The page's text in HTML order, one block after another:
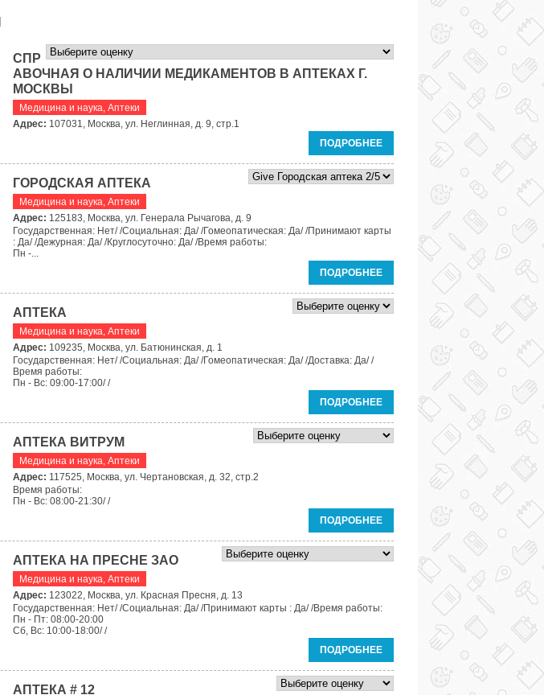
СПР
АВОЧНАЯ О НАЛИЧИИ МЕДИКАМЕНТОВ В АПТЕКАХ Г.
МОСКВЫ
Медицина и наука, Аптеки
Адрес: 107031, Москва, ул. Неглинная, д. 9, стр.1
ПОДРОБНЕЕ
ГОРОДСКАЯ АПТЕКА
Медицина и наука, Аптеки
Адрес: 125183, Москва, ул. Генерала Рычагова, д. 9
Государственная: Нет/ /Социальная: Да/ /Гомеопатическая: Да/ /Принимают карты
: Да/ /Дежурная: Да/ /Круглосуточно: Да/ /Время работы:
Пн -...
ПОДРОБНЕЕ
АПТЕКА
Медицина и наука, Аптеки
Адрес: 109235, Москва, ул. Батюнинская, д. 1
Государственная: Нет/ /Социальная: Да/ /Гомеопатическая: Да/ /Доставка: Да/ /
Время работы:
Пн - Вс: 09:00-17:00/ /
ПОДРОБНЕЕ
АПТЕКА ВИТРУМ
Медицина и наука, Аптеки
Адрес: 117525, Москва, ул. Чертановская, д. 32, стр.2
Время работы:
Пн - Вс: 08:00-21:30/ /
ПОДРОБНЕЕ
АПТЕКА НА ПРЕСНЕ ЗАО
Медицина и наука, Аптеки
Адрес: 123022, Москва, ул. Красная Пресня, д. 13
Государственная: Нет/ /Социальная: Да/ /Принимают карты : Да/ /Время работы:
Пн - Пт: 08:00-20:00
Сб, Вс: 10:00-18:00/ /
ПОДРОБНЕЕ
АПТЕКА # 12